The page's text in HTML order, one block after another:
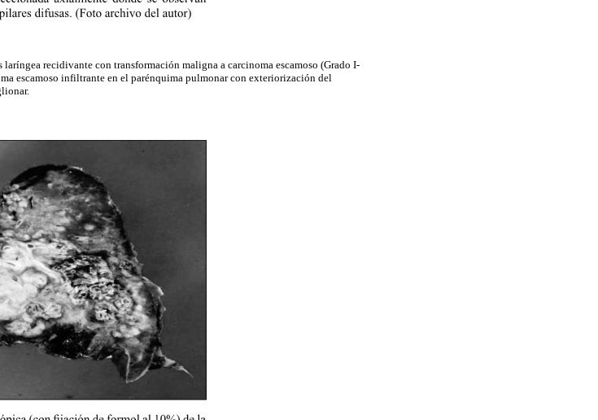
recidivante con transformación maligna a carcinoma escamoso (Grado I-
escamoso infiltrante en el parénquima pulmonar con exteriorización del